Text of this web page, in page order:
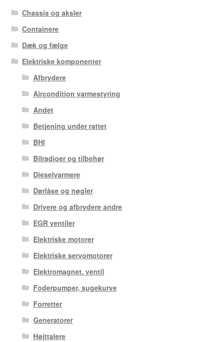
Chassis og aksler
Containere
Dæk og fælge
Elektriske komponenter
Afbrydere
Aircondition varmestyring
Andet
Betjening under rattet
BHI
Bilradioer og tilbehør
Dieselvarmere
Dørlåse og nøgler
Drivere og afbrydere andre
EGR ventiler
Elektriske motorer
Elektriske servomotorer
Elektromagnet. ventil
Foderpumper, sugekurve
Forretter
Generatorer
Højttalere